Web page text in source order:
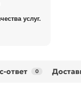
услуг.
ответ 0